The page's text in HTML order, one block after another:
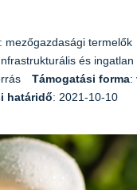
: mezőgazdasági termelők
és ingatlan
Támogatási forma:
határidő: 2021-10-10